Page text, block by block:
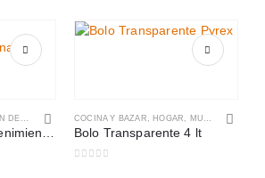
ADORNOS Y DECORACIÓN DEL HOGAR HOGAR, MUEBLES Y JARDÍN
Instalación y Mantenimiento de Publicidad Interna y Externa
COCINA Y BAZAR , HOGAR, MUEBLES Y JARDÍN
Bolo Transparente 4 lt